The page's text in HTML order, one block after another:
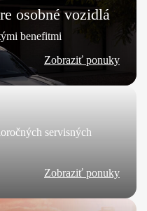
osobné vozidlá
benefitmi
Zobraziť ponuky
servisných
Zobraziť ponuky